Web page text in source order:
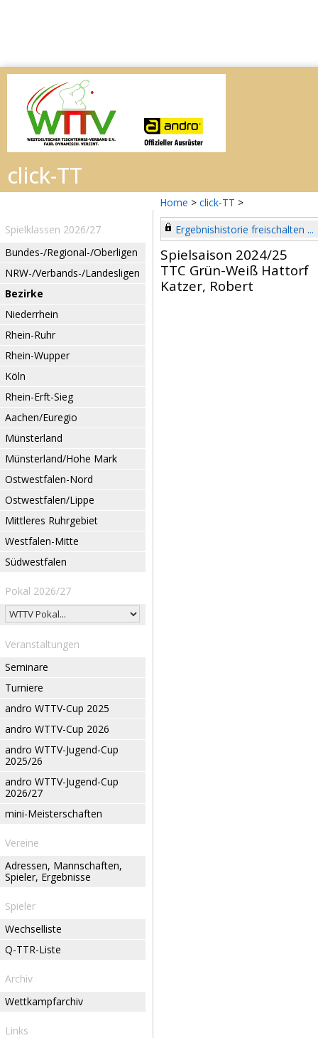
Home > click-TT >
Spielklassen 2026/27
Bundes-/Regional-/Oberligen
NRW-/Verbands-/Landesligen
Bezirke
Niederrhein
Rhein-Ruhr
Rhein-Wupper
Köln
Rhein-Erft-Sieg
Aachen/Euregio
Münsterland
Münsterland/Hohe Mark
Ostwestfalen-Nord
Ostwestfalen/Lippe
Mittleres Ruhrgebiet
Westfalen-Mitte
Südwestfalen
Pokal 2026/27
Veranstaltungen
Seminare
Turniere
andro WTTV-Cup 2025
andro WTTV-Cup 2026
andro WTTV-Jugend-Cup
2025/26
andro WTTV-Jugend-Cup
2026/27
mini-Meisterschaften
Vereine
Adressen, Mannschaften,
Spieler, Ergebnisse
Spieler
Wechselliste
Q-TTR-Liste
Archiv
Wettkampfarchiv
Links
Ergebnishistorie freischalten ...
Spielsaison 2024/25
TTC Grün-Weiß Hattorf
Katzer, Robert